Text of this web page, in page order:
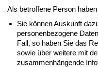
Als betroffene Person
Sie können Auskunft
personenbezogene
Fall, so haben Sie das
sowie über weitere mit
zusammenhängende